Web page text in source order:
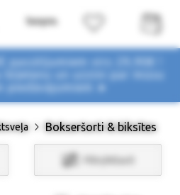
pasūtījumiem virs 29,90€ !
biļetenu un uzzini par mūsu
Bokseršorti & biksītes
Filtri/Atlasīt